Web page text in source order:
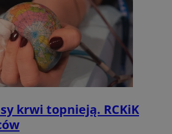
krwi topnieją. RCKiK